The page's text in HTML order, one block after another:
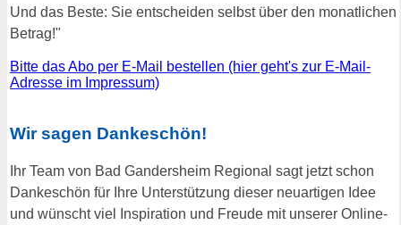
Und das Beste: Sie entscheiden selbst über den monatlichen
Betrag!"
Bitte das Abo per E-Mail bestellen (hier geht's zur E-Mail-
Adresse im Impressum)
Wir sagen Dankeschön!
Ihr Team von Bad Gandersheim Regional sagt jetzt schon
Dankeschön für Ihre Unterstützung dieser neuartigen Idee
und wünscht viel Inspiration und Freude mit unserer Online-